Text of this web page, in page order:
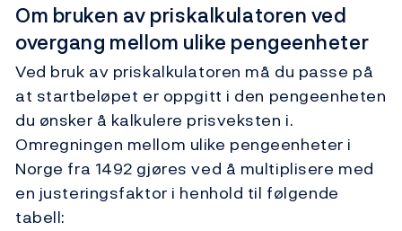
Om bruken av priskalkulatoren ved
overgang mellom ulike pengeenheter
Ved bruk av priskalkulatoren må du passe på
at startbeløpet er oppgitt i den pengeenheten
du ønsker å kalkulere prisveksten i.
Omregningen mellom ulike pengeenheter i
Norge fra 1492 gjøres ved å multiplisere med
en justeringsfaktor i henhold til følgende
tabell: